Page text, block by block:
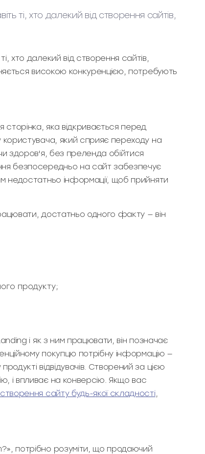
ті, хто далекий від створення сайтів,
хто далекий від створення сайтів,
високою конкуренцією, потребують
яка відкривається перед
користувача, який сприяє переходу на
здоров'я, без преленда обійтися
безпосередньо на сайт забезпечує
недостатньо інформації, щоб прийняти
достатньо одного факту — він
продукту;
і як з ним працювати, він позначає
покупцю потрібну інформацію —
відвідувачів. Створений за цією
і впливає на конверсію. Якщо вас
сайту будь-якої складності,
потрібно розуміти, що продаючий